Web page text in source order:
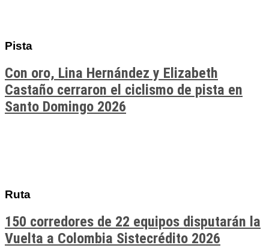
Pista
Con oro, Lina Hernández y Elizabeth
Castaño cerraron el ciclismo de pista en
Santo Domingo 2026
Ruta
150 corredores de 22 equipos disputarán la
Vuelta a Colombia Sistecrédito 2026